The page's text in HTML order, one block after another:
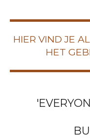
HIER VIND JE
HET